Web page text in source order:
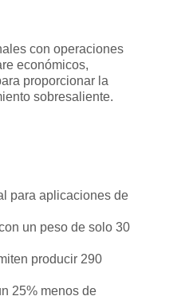
con operaciones
económicos,
proporcionar la
sobresaliente.
para aplicaciones de
un peso de solo 30
producir 290
25% menos de